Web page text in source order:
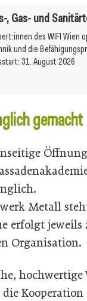
, Gas- und
des WIFI Wien
und die
31. August 2026
gemacht
Metall
erfolgt jeweils
Organisation.